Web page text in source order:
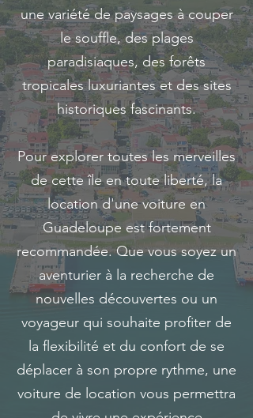
une variété de paysages à couper
le souffle, des plages
paradisiaques, des forêts
tropicales luxuriantes et des sites
historiques fascinants.
Pour explorer toutes les merveilles
de cette île en toute liberté, la
location d'une voiture en
Guadeloupe est fortement
recommandée. Que vous soyez un
aventurier à la recherche de
nouvelles découvertes ou un
voyageur qui souhaite profiter de
la flexibilité et du confort de se
déplacer à son propre rythme, une
voiture de location vous permettra